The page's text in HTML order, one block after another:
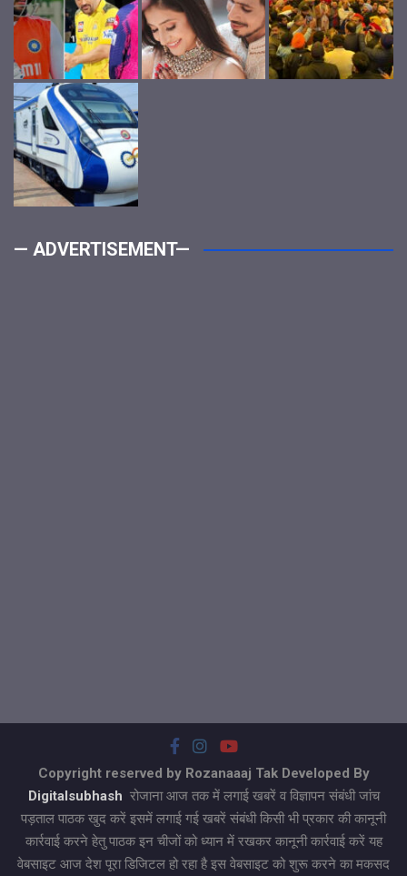
— ADVERTISEMENT—
Copyright reserved by Rozanaaaj Tak Developed By
Digitalsubhash रोजाना आज तक में लगाई खबरें व विज्ञापन संबंधी जांच
पड़ताल पाठक खुद करें इसमें लगाई गई खबरें संबंधी किसी भी प्रकार की कानूनी
कार्रवाई करने हेतु पाठक इन चीजों को ध्यान में रखकर कानूनी कार्रवाई करें यह
वेबसाइट आज देश पूरा डिजिटल हो रहा है इस वेबसाइट को शुरू करने का मकसद